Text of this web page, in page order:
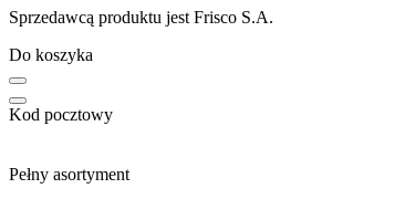
Sprzedawcą produktu jest Frisco S.A.
Do koszyka
Kod pocztowy
Pełny asortyment